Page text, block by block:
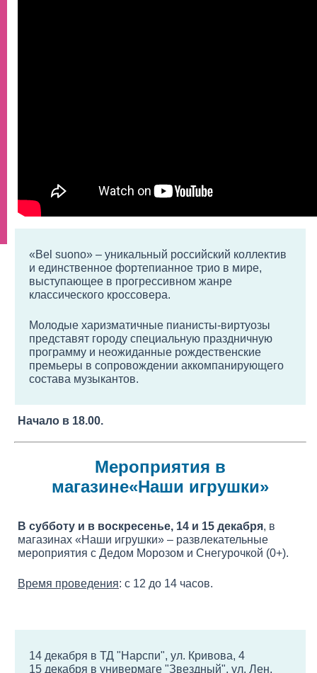
«Bel suono» – уникальный российский коллектив
и единственное фортепианное трио в мире,
выступающее в прогрессивном жанре
классического кроссовера.
Молодые харизматичные пианисты-виртуозы
представят городу специальную праздничную
программу и неожиданные рождественские
премьеры в сопровождении аккомпанирующего
состава музыкантов.
Начало в 18.00.
Мероприятия в
магазине«Наши игрушки»
В субботу и в воскресенье, 14 и 15 декабря, в
магазинах «Наши игрушки» – развлекательные
мероприятия с Дедом Морозом и Снегурочкой (0+).
Время проведения: с 12 до 14 часов.
14 декабря в ТД "Нарспи", ул. Кривова, 4
15 декабря в универмаге "Звездный", ул. Лен.